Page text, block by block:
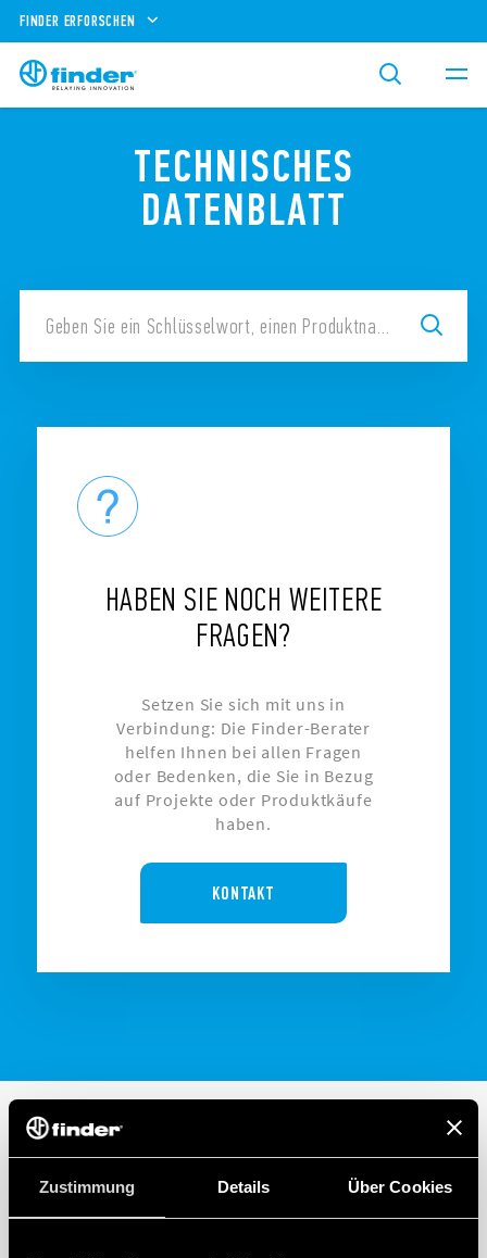
Zustimmung Details Über Cookies
FINDER ERFORSCHEN
TECHNISCHES
DATENBLATT
HABEN SIE NOCH WEITERE
FRAGEN?
Setzen Sie sich mit uns in
Verbindung: Die Finder-Berater
helfen Ihnen bei allen Fragen
oder Bedenken, die Sie in Bezug
auf Projekte oder Produktkäufe
haben.
KONTAKT